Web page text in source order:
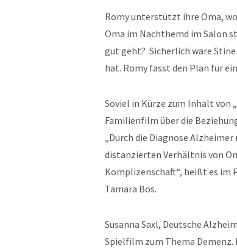
Romy unterstützt ihre Oma,
Oma im Nachthemd im Salon
gut geht? Sicherlich wäre
hat. Romy fasst den Plan für
Soviel in Kürze zum Inhalt von
Familienfilm über die
„Durch die Diagnose
distanzierten Verhältnis von
Komplizenschaft“, heißt es im
Tamara Bos.
Susanna Saxl, Deutsche
Spielfilm zum Thema